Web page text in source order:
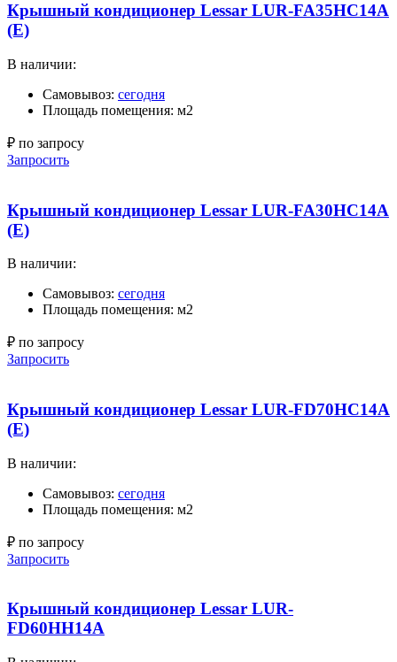
Крышный кондиционер Lessar LUR-FA35HC14A
(E)
В наличии:
Самовывоз: сегодня
Площадь помещения: м2
₽ по запросу
Запросить
Крышный кондиционер Lessar LUR-FA30HC14A
(E)
В наличии:
Самовывоз: сегодня
Площадь помещения: м2
₽ по запросу
Запросить
Крышный кондиционер Lessar LUR-FD70HC14A
(E)
В наличии:
Самовывоз: сегодня
Площадь помещения: м2
₽ по запросу
Запросить
Крышный кондиционер Lessar LUR-
FD60HH14A